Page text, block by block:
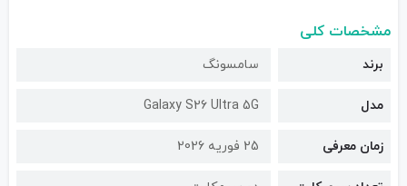
مشخصات کلی
برند سامسونگ
مدل Galaxy S26 Ultra 5G
زمان معرفی 25 فوریه 2026